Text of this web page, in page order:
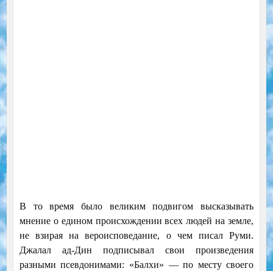
В то время было великим подвигом высказывать
мнение о едином происхождении всех людей на земле,
не взирая на вероисповедание, о чем писал Руми.
Джалал ад-Дин подписывал свои произведения
разными псевдонимами: «Балхи» — по месту своего